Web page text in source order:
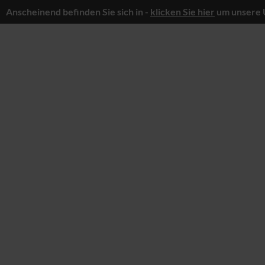
Anscheinend befinden Sie sich in - klicken Sie hier um unsere